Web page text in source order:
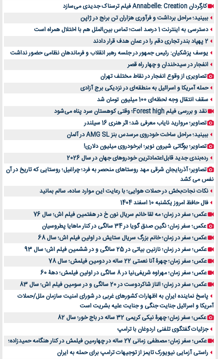
کارگردان Annabelle: Creation فیلم ترسناک جدیدی می‌سازد
ببینید؛ مراحل برداشت و فرآوری هزاران تن برنج در ژاپن
دسترسی به اینترنت 1 درصد است؛ تماس بین‌الملل هم با اختلال همراه است
2 پهپاد بندر تجاری دقم را در عمان هدف قرار دادند
یوسف پزشکیان: رئیس جمهور در جلسه رهبر انقلاب و فرماندهان نظامی حضور نداشت
انفجار در سیدخندان و چهار راه قصر
تصاویری از وقوع انفجار در نقاط مختلف تهران
حمله آمریکا و اسرائیل به منطقه‌ای در نزدیکی برج آزادی
سقف انتقال وجه لحظه‌ای 100 میلیون تومان شد
نقد و بررسی فیلم Forest high؛ وقتی کوهستان سرد پناه می‌شود
تصاویر؛ مروارید نایاب معرفی شد؛ اثر هنری 16 سیلندر
ببینید؛ مراحل ساخت خودروی مرسدس بنز AMG SL در آلمان
تصاویر؛ بوگاتی شیرون نویر؛ ابرخودروی میلیون دلاری!
رده‌بندی جدید قابل‌اعتمادترین خودروهای جهان در سال 2026
تصاویر؛ آذربایجان شرقی مهد روستاهای منحصر به فرد؛ چراغیل؛ روستایی که تاریخ در آن
نفس می کشد
نکات نجات‌بخش در حملات هوایی؛ با رعایت این موارد ساده، سالم بمانید
فال حافظ امروز یکشنبه 10 اسفند 1404
عکس؛ سفر در زمان؛ مه لقا خانم سریال نون خ در هفتمین فیلم اش؛ سال 76
عکس؛ سفر زمان؛ نگین صدق گویا در 34 سالگی در کنار ماهایا پطروسیان
عکس؛ سفر در زمان؛ خانم بزرگ سریال ستایش در اولین فیلم اش؛ سال 68
عکس؛ سفر در زمان؛ نازنین بیاتی در 25 سالگی و در ششمین فیلم اش؛ سال 93
عکس؛ سفر زمان؛ چهرۀ آنا نعمتی 22 ساله در دومین فیلمش؛ سال 78
عکس؛ سفر زمان؛ مهراوه شریفی‌نیا در 8 سالگی در اولین فیلمش؛ دهۀ 60
عکس؛ سفر در زمان؛ الناز شاکردوست در 20 سالگی و در سومین فیلم اش؛ سال 83
پاسخ نماینده ایران به اظهارات کشورهای غربی در شورای امنیت سازمان ملل/حملات
آمریکا و اسرائیل جنایت جنگی و جنایت علیه بشریت است
عکس؛ سفر زمان؛ چهرۀ نیکی کریمی 32 ساله در باج خور؛ سال 82
جزئیات گفتگوی تلفنی اردوغان با ترامپ
عکس؛ سفر زمان؛ مصطفی زمانی 27 ساله در چهارمین فیلمش در کنار هنگامه حمیدزاده؛
راستی آزمایی نیویورک تایمز از توجیهات ترامپ برای حمله به ایران